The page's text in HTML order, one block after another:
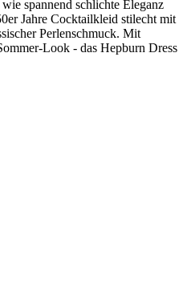
spannend schlichte Eleganz
Jahre Cocktailkleid stilecht mit
Perlenschmuck. Mit
Look - das Hepburn Dress